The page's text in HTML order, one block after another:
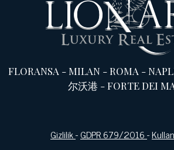
FLORANSA -MILAN-ROMA -
尔沃港 -FORTE DEI
Gizlilik-GDPR 679/2016-